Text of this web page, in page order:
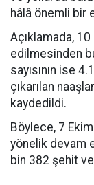
hâlâ önemli bir
Açıklamada,
edilmesinden
sayısının ise
çıkarılan
kaydedildi.
Böylece, 7
yönelik devam
bin 382 şehit